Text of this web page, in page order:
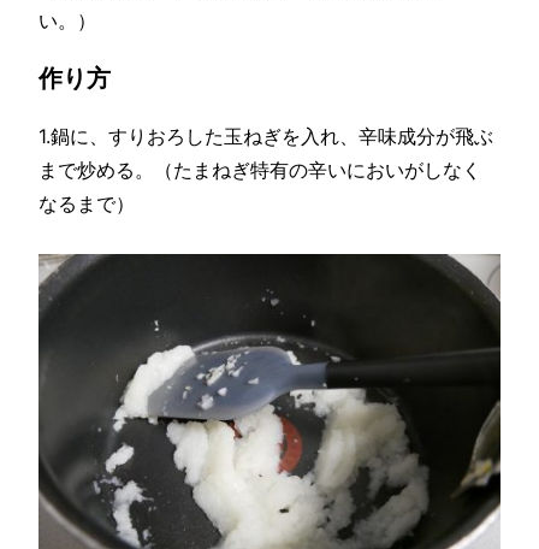
い。）
作り方
1.鍋に、すりおろした玉ねぎを入れ、辛味成分が飛ぶ
まで炒める。（たまねぎ特有の辛いにおいがしなく
なるまで）